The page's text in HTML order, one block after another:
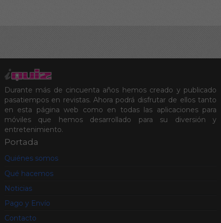
Durante más de cincuenta años hemos creado y publicado
pasatiempos en revistas. Ahora podrá disfrutar de ellos tanto
en esta página web como en todas las aplicaciones para
móviles que hemos desarrollado para su diversión y
entretenimiento.
Portada
Quiénes somos
Qué hacemos
Noticias
Pago y Envío
Contacto